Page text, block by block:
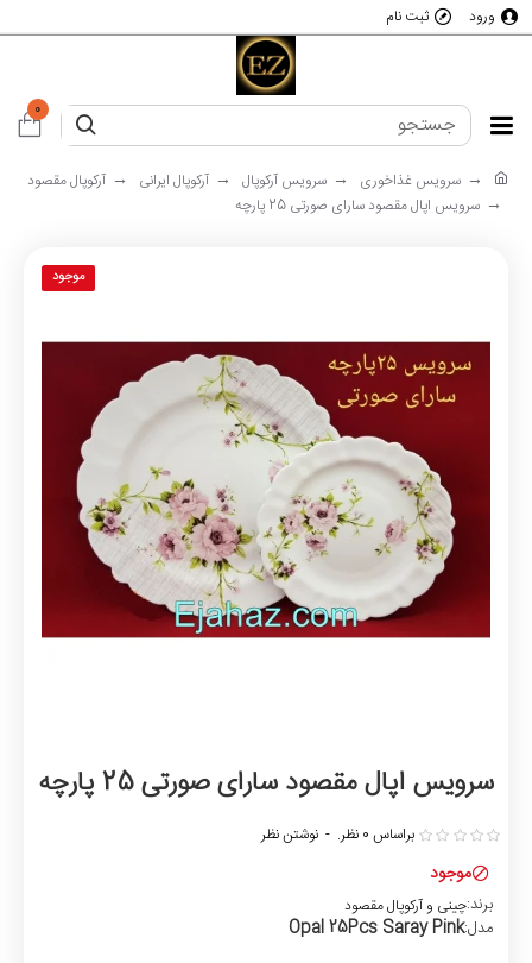
ورود ثبت نام
0
سرویس غذاخوری سرویس آرکوپال آرکوپال ایرانی
آرکوپال مقصود
سرویس اپال مقصود سارای صورتی 25 پارچه
موجود
سرویس اپال مقصود سارای صورتی 25 پارچه
موجود
برند:چینی و آرکوپال مقصود
مدل:Opal 25Pcs Saray Pink
براساس 0 نظر. - نوشتن نظر